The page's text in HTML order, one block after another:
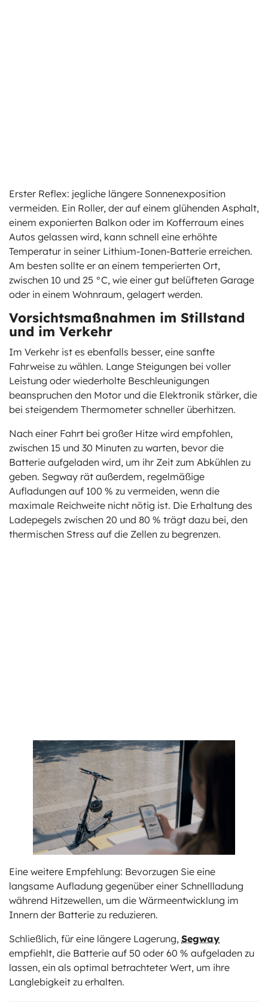
Erster Reflex: jegliche längere Sonnenexposition
vermeiden. Ein Roller, der auf einem glühenden Asphalt,
einem exponierten Balkon oder im Kofferraum eines
Autos gelassen wird, kann schnell eine erhöhte
Temperatur in seiner Lithium-Ionen-Batterie erreichen.
Am besten sollte er an einem temperierten Ort,
zwischen 10 und 25 °C, wie einer gut belüfteten Garage
oder in einem Wohnraum, gelagert werden.
Vorsichtsmaßnahmen im Stillstand
und im Verkehr
Im Verkehr ist es ebenfalls besser, eine sanfte
Fahrweise zu wählen. Lange Steigungen bei voller
Leistung oder wiederholte Beschleunigungen
beanspruchen den Motor und die Elektronik stärker, die
bei steigendem Thermometer schneller überhitzen.
Nach einer Fahrt bei großer Hitze wird empfohlen,
zwischen 15 und 30 Minuten zu warten, bevor die
Batterie aufgeladen wird, um ihr Zeit zum Abkühlen zu
geben. Segway rät außerdem, regelmäßige
Aufladungen auf 100 % zu vermeiden, wenn die
maximale Reichweite nicht nötig ist. Die Erhaltung des
Ladepegels zwischen 20 und 80 % trägt dazu bei, den
thermischen Stress auf die Zellen zu begrenzen.
Eine weitere Empfehlung: Bevorzugen Sie eine
langsame Aufladung gegenüber einer Schnellladung
während Hitzewellen, um die Wärmeentwicklung im
Innern der Batterie zu reduzieren.
Schließlich, für eine längere Lagerung, Segway
empfiehlt, die Batterie auf 50 oder 60 % aufgeladen zu
lassen, ein als optimal betrachteter Wert, um ihre
Langlebigkeit zu erhalten.